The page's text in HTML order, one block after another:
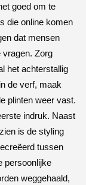
goed om te
die online komen
dat mensen
vragen. Zorg
het achterstallig
de verf, maak
plinten weer vast.
indruk. Naast
is de styling
tussen
persoonlijke
weggehaald,